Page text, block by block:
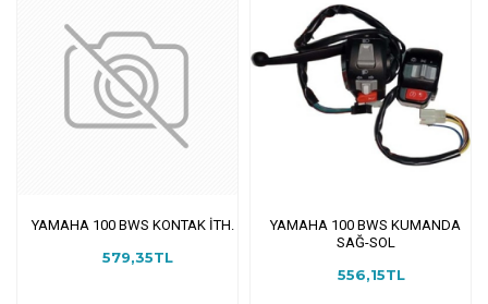
YAMAHA 100 BWS KONTAK İTH.
579,35TL
YAMAHA 100 BWS KUMANDA
SAĞ-SOL
556,15TL